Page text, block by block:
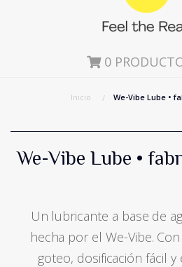
0
Inicio We-Vibe Lube •
We-Vibe Lube •
Un lubricante a base de
hecha por el We-Vibe.
goteo, dosificación fácil